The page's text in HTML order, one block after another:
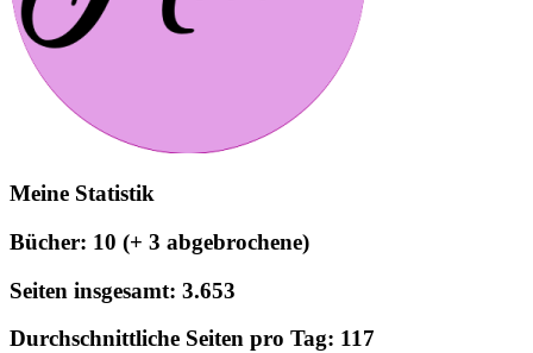
Meine Statistik
Bücher: 10 (+ 3 abgebrochene)
Seiten insgesamt: 3.653
Durchschnittliche Seiten pro Tag: 117